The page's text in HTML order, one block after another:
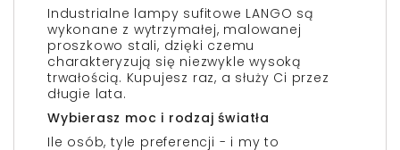
Industrialne lampy sufitowe LANGO są
wykonane z wytrzymałej, malowanej
proszkowo stali, dzięki czemu
charakteryzują się niezwykle wysoką
trwałością. Kupujesz raz, a służy Ci przez
długie lata.
Wybierasz moc i rodzaj światła
Ile osób, tyle preferencji - i my to